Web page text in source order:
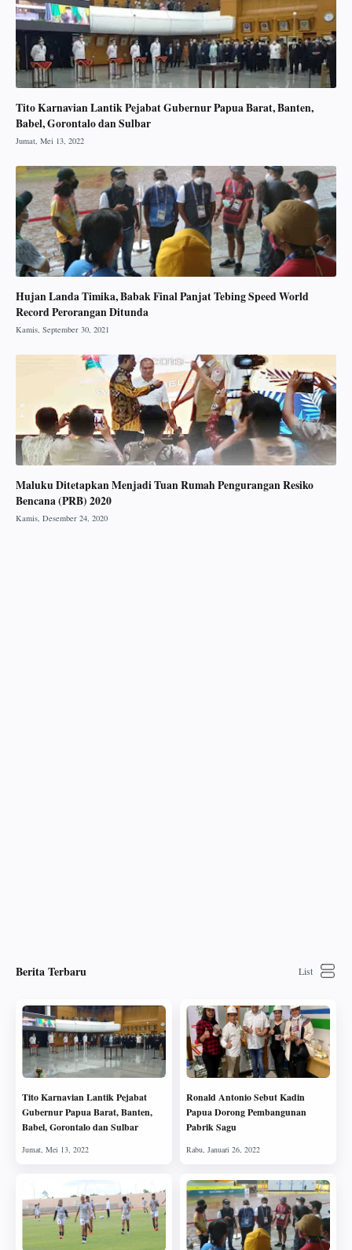
Tito Karnavian Lantik Pejabat Gubernur Papua Barat, Banten,
Babel, Gorontalo dan Sulbar
Hujan Landa Timika, Babak Final Panjat Tebing Speed World
Record Perorangan Ditunda
Maluku Ditetapkan Menjadi Tuan Rumah Pengurangan Resiko
Bencana (PRB) 2020
Berita Terbaru
Tito Karnavian Lantik Pejabat
Gubernur Papua Barat, Banten,
Babel, Gorontalo dan Sulbar
Ronald Antonio Sebut Kadin
Papua Dorong Pembangunan
Pabrik Sagu